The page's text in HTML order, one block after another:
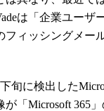
は「企業ユーザ
フィッシングメー
旬に検出した
「Microsoft 365